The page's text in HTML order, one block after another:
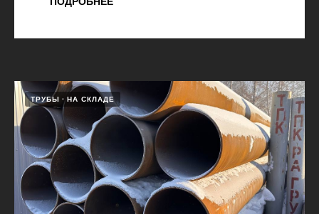
ТРУБЫ НА СКЛАДЕ